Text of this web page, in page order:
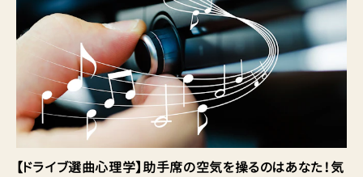
【ドライブ選曲心理学】助手席の空気を操るのはあなた！気